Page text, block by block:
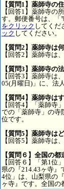
【質問1】薬師寺の
【回答1】薬師寺の
す。郵便番号は、「
をクリック してくだ
ック してください。
【質問2】薬師寺は
【回答2】薬師寺は
【質問3】薬師寺の
【回答3】薬師寺は
05(月曜日)」に、法
【質問4】薬師寺は
【回答4】「薬師寺
での「薬師寺」の寺
位です。
【質問5】薬師寺は
【回答5】薬師寺は
【質問６】全国の
【回答６】「第1位
県の『214.43ヶ寺』
4位」は、山梨県の
ヶ寺』です。全国の